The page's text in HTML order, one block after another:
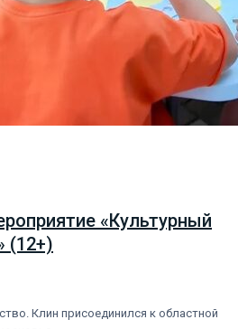
«Культурный
(12+)
Клин присоединился к областной